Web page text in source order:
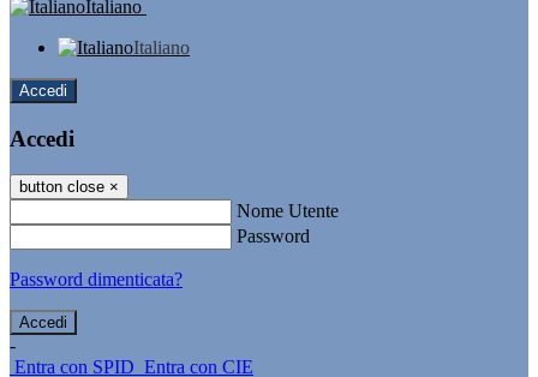
Italiano
Italiano
Accedi
Accedi
button close ×
Nome Utente
Password
Password dimenticata?
-
Entra con SPID Entra con CIE